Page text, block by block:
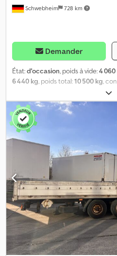
Schwebheim 728 km
Demander
État:d'occasion, poids à vide:4 060
6 440 kg, poids total:10 500 kg,
01/2018
chargement:7 450 mm, largeur de
mm, hauteur de l'espace de
l'espace de chargement:
,
pneus:
du pneu avant:
cabine conducteur:autre, classe
ABS, frein à air comprimé
, - Sous
d’omissions et de modifications,
sur : !, Plus de détails : ! Dcjdjzr